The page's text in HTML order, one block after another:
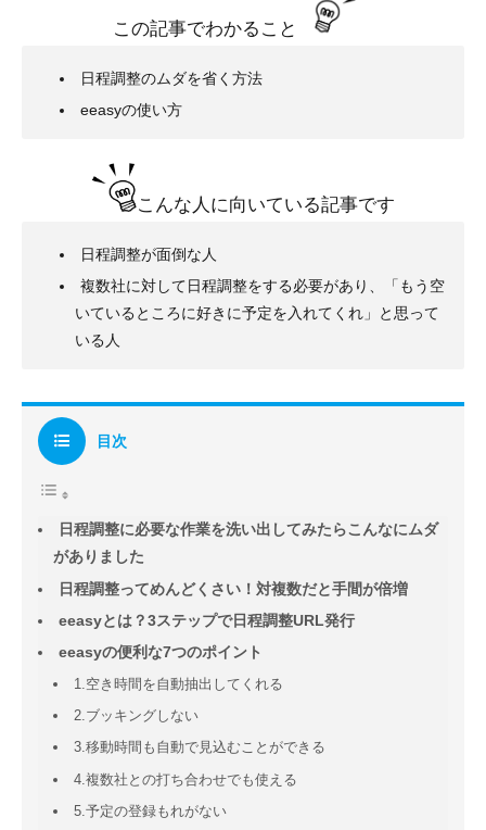
この記事でわかること
日程調整のムダを省く方法
eeasyの使い方
こんな人に向いている記事です
日程調整が面倒な人
複数社に対して日程調整をする必要があり、「もう空
いているところに好きに予定を入れてくれ」と思って
いる人
目次
日程調整に必要な作業を洗い出してみたらこんなにムダ
がありました
日程調整ってめんどくさい！対複数だと手間が倍増
eeasyとは？3ステップで日程調整URL発行
eeasyの便利な7つのポイント
1.空き時間を自動抽出してくれる
2.ブッキングしない
3.移動時間も自動で見込むことができる
4.複数社との打ち合わせでも使える
5.予定の登録もれがない